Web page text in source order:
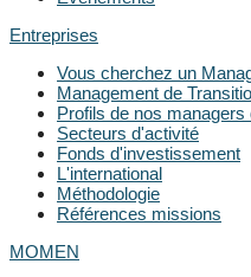
Entreprises
Vous cherchez un
Management de
Profils de nos managers
Secteurs d'activité
Fonds d'investissement
L'international
Méthodologie
Références missions
MOMEN